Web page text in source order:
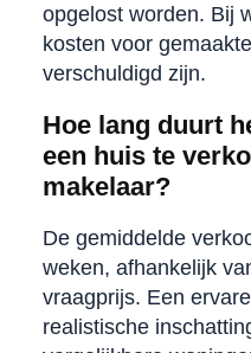
opgelost worden. Bij
kosten voor
verschuldigd zijn.
Hoe lang duurt
een huis te
makelaar?
De gemiddelde
weken, afhankelijk
vraagprijs. Een
realistische